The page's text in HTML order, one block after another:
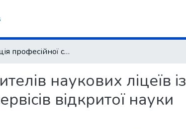
Реалізація професійної самоосвіти вчителів наукових ліцеїв із використанням хмаро орієнтованих сервісів відкритої науки
наукових ліцеїв із
відкритої науки